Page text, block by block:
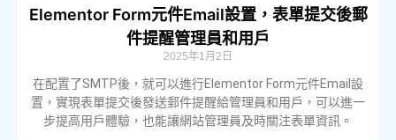
Elementor Form元件Email設置，表單提交後郵
件提醒管理員和用戶
2025年1月2日
在配置了SMTP後，就可以進行Elementor Form元件Email設
置，實現表單提交後發送郵件提醒給管理員和用戶，可以進一
步提高用戶體驗，也能讓網站管理員及時關注表單資訊。